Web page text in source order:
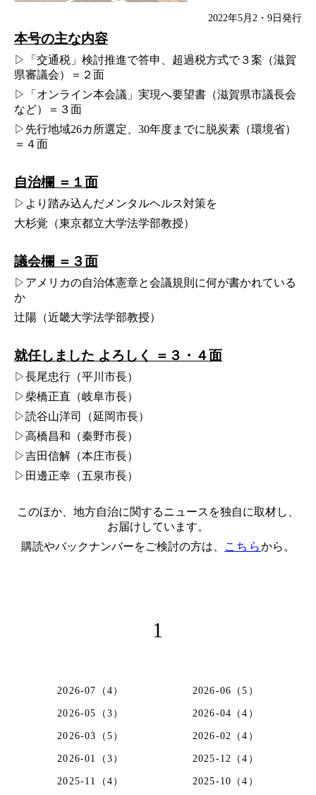
2022年5月2・9日発行
本号の主な内容
▷「交通税」検討推進で答申、超過税方式で３案（滋賀
県審議会）＝２面
▷「オンライン本会議」実現へ要望書（滋賀県市議長会
など）＝３面
▷先行地域26カ所選定、30年度までに脱炭素（環境省）
＝４面
自治欄 ＝１面
▷より踏み込んだメンタルヘルス対策を
大杉覚（東京都立大学法学部教授）
議会欄 ＝３面
▷アメリカの自治体憲章と会議規則に何が書かれている
か
辻陽（近畿大学法学部教授）
就任しました よろしく ＝３・４面
▷長尾忠行（平川市長）
▷柴橋正直（岐阜市長）
▷読谷山洋司（延岡市長）
▷高橋昌和（秦野市長）
▷吉田信解（本庄市長）
▷田邊正幸（五泉市長）
このほか、地方自治に関するニュースを独自に取材し、
お届けしています。
購読やバックナンバーをご検討の方は、
こちらから。
1
2026-07（4） 2026-06（5）
2026-05（3） 2026-04（4）
2026-03（5） 2026-02（4）
2026-01（3） 2025-12（4）
2025-11（4） 2025-10（4）